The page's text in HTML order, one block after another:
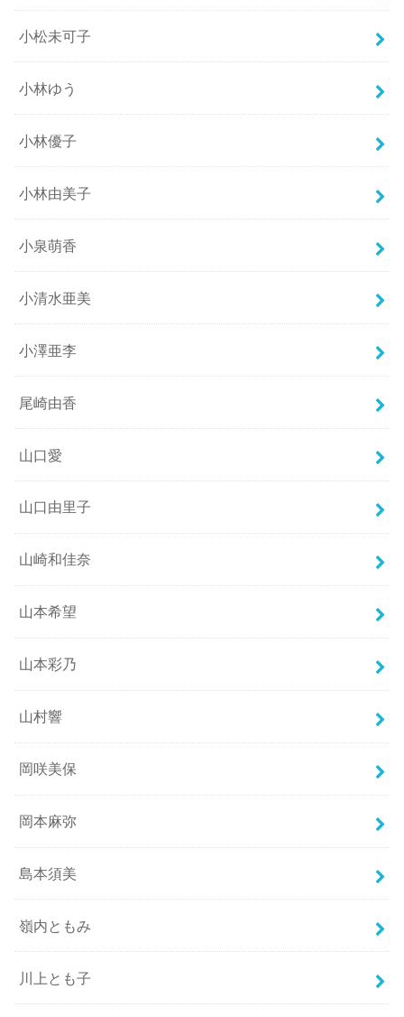
小松未可子
小林ゆう
小林優子
小林由美子
小泉萌香
小清水亜美
小澤亜李
尾崎由香
山口愛
山口由里子
山崎和佳奈
山本希望
山本彩乃
山村響
岡咲美保
岡本麻弥
島本須美
嶺内ともみ
川上とも子